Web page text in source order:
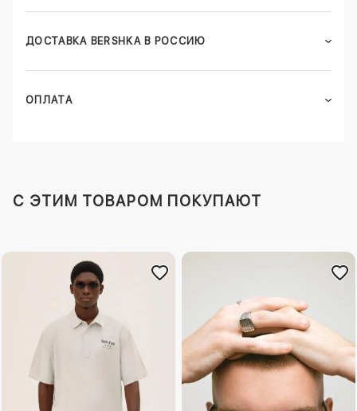
ДОСТАВКА BERSHKA В РОССИЮ
ОПЛАТА
C ЭТИМ ТОВАРОМ ПОКУПАЮТ